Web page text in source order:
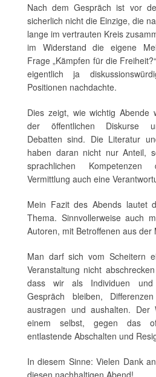
Nach dem Gespräch ist vor
sicherlich nicht die Einzige, die
lange im vertrauten Kreis
im Widerstand die eigene
Frage „Kämpfen für die
eigentlich ja
Positionen nachdachte.
Dies zeigt, wie wichtig Abende
der öffentlichen Diskurse
Debatten sind. Die Literatur
haben daran nicht nur Anteil,
sprachlichen
Vermittlung auch eine
Mein Fazit des Abends lautet
Thema. Sinnvollerweise auch
Autoren, mit Betroffenen aus der
Man darf sich vom Scheitern
Veranstaltung nicht
dass wir als Individuen
Gespräch bleiben,
austragen und aushalten. Der
einem selbst, gegen das
entlastende Abschalten und
In diesem Sinne: Vielen Dank
diesen nachhaltigen Abend!